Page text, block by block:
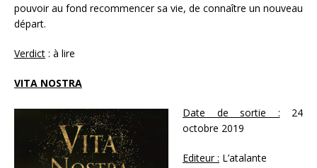
pouvoir au fond recommencer sa vie, de connaître un nouveau
départ.
Verdict : à lire
VITA NOSTRA
Date de sortie : 24
octobre 2019
Editeur : L’atalante